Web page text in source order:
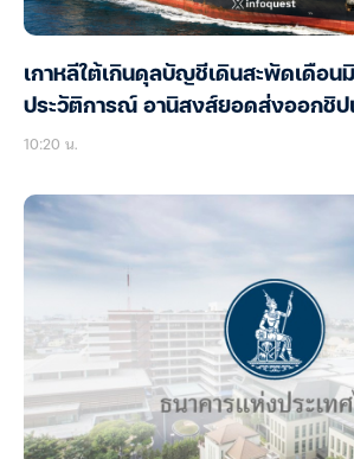
เกาหลีใต้เกินดุลบัญชีเดินสะพัดเดือน
ประวัติการณ์ อานิสงส์ยอดส่งออกชิป
10:20 น.